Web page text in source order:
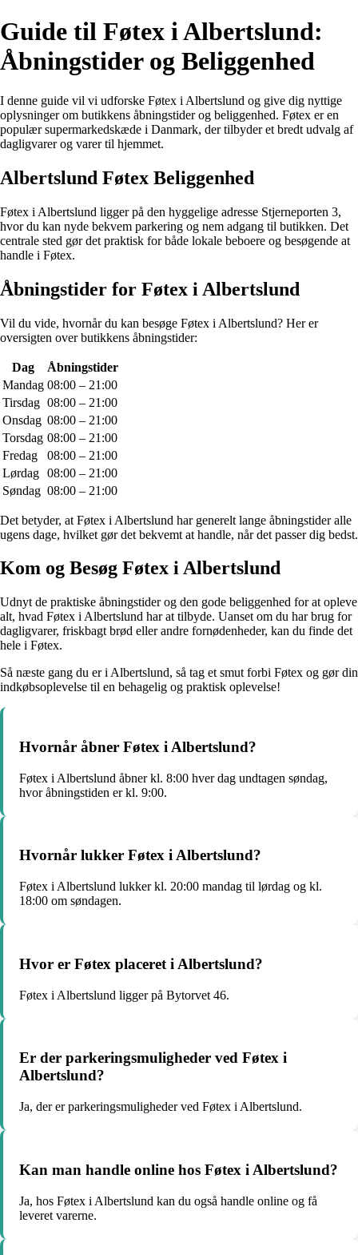
Guide til Føtex i Albertslund:
Åbningstider og Beliggenhed
I denne guide vil vi udforske Føtex i Albertslund og give dig nyttige
oplysninger om butikkens åbningstider og beliggenhed. Føtex er en
populær supermarkedskæde i Danmark, der tilbyder et bredt udvalg af
dagligvarer og varer til hjemmet.
Albertslund Føtex Beliggenhed
Føtex i Albertslund ligger på den hyggelige adresse Stjerneporten 3,
hvor du kan nyde bekvem parkering og nem adgang til butikken. Det
centrale sted gør det praktisk for både lokale beboere og besøgende at
handle i Føtex.
Åbningstider for Føtex i Albertslund
Vil du vide, hvornår du kan besøge Føtex i Albertslund? Her er
oversigten over butikkens åbningstider:
Dag
Åbningstider
Mandag 08:00 – 21:00
Tirsdag 08:00 – 21:00
Onsdag 08:00 – 21:00
Torsdag 08:00 – 21:00
Fredag
08:00 – 21:00
Lørdag 08:00 – 21:00
Søndag 08:00 – 21:00
Det betyder, at Føtex i Albertslund har generelt lange åbningstider alle
ugens dage, hvilket gør det bekvemt at handle, når det passer dig bedst.
Kom og Besøg Føtex i Albertslund
Udnyt de praktiske åbningstider og den gode beliggenhed for at opleve
alt, hvad Føtex i Albertslund har at tilbyde. Uanset om du har brug for
dagligvarer, friskbagt brød eller andre fornødenheder, kan du finde det
hele i Føtex.
Så næste gang du er i Albertslund, så tag et smut forbi Føtex og gør din
indkøbsoplevelse til en behagelig og praktisk oplevelse!
Hvornår åbner Føtex i Albertslund?
Føtex i Albertslund åbner kl. 8:00 hver dag undtagen søndag,
hvor åbningstiden er kl. 9:00.
Hvornår lukker Føtex i Albertslund?
Føtex i Albertslund lukker kl. 20:00 mandag til lørdag og kl.
18:00 om søndagen.
Hvor er Føtex placeret i Albertslund?
Føtex i Albertslund ligger på Bytorvet 46.
Er der parkeringsmuligheder ved Føtex i
Albertslund?
Ja, der er parkeringsmuligheder ved Føtex i Albertslund.
Kan man handle online hos Føtex i Albertslund?
Ja, hos Føtex i Albertslund kan du også handle online og få
leveret varerne.